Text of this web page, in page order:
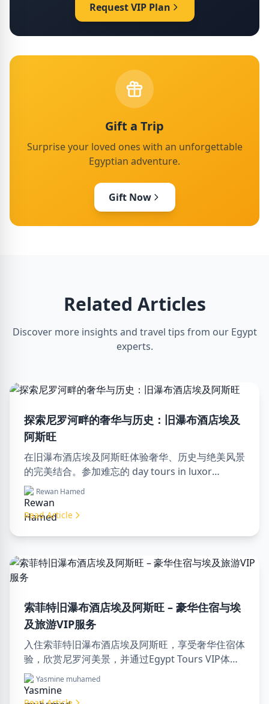
Request VIP Plan
Gift a Trip
Surprise your loved ones with an unforgettable
Egyptian adventure.
Gift Now
Related Articles
Discover more insights and travel tips from our Egypt
experts.
探索尼罗河畔的奢华与历史：旧瀑布酒店埃及
阿斯旺
在旧瀑布酒店埃及阿斯旺体验奢华、历史与绝美风景
的完美结合。参加难忘的 day tours in luxor
egypt，享受一次难忘的 day trip to aswan from
luxor。
Rewan Hamed
Read Article
索菲特旧瀑布酒店埃及阿斯旺 – 豪华住宿与埃
及旅游VIP服务
入住索菲特旧瀑布酒店埃及阿斯旺，享受奢华住宿体
验，欣赏尼罗河美景，并通过Egypt Tours VIP体验
专业旅游服务。立即预订您的埃及梦幻之旅！
Yasmine muhamed